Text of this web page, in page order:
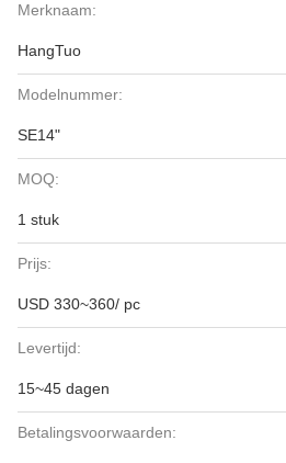
Merknaam:
HangTuo
Modelnummer:
SE14"
MOQ:
1 stuk
Prijs:
USD 330~360/ pc
Levertijd:
15~45 dagen
Betalingsvoorwaarden: